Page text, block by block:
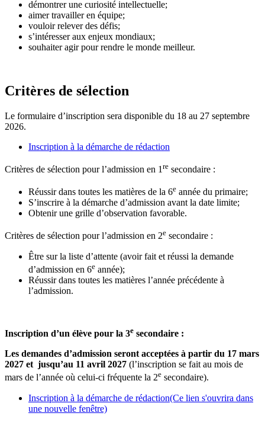
démontrer une curiosité intellectuelle;
aimer travailler en équipe;
vouloir relever des défis;
s’intéresser aux enjeux mondiaux;
souhaiter agir pour rendre le monde meilleur.
Critères de sélection
Le formulaire d’inscription sera disponible du 18 au 27 septembre
2026.
Inscription à la démarche de rédaction
Critères de sélection pour l’admission en 1 re secondaire :
Réussir dans toutes les matières de la 6e année du primaire;
S’inscrire à la démarche d’admission avant la date limite;
Obtenir une grille d’observation favorable.
Critères de sélection pour l’admission en 2e secondaire :
Être sur la liste d’attente (avoir fait et réussi la demande
d’admission en 6e année);
Réussir dans toutes les matières l’année précédente à
l’admission.
Inscription d’un élève pour la 3e secondaire :
Les demandes d’admission seront acceptées à partir du 17 mars
2027 et jusqu’au 11 avril 2027 (l’inscription se fait au mois de
mars de l’année où celui-ci fréquente la 2e secondaire).
Inscription à la démarche de rédaction(Ce lien s'ouvrira dans
une nouvelle fenêtre)